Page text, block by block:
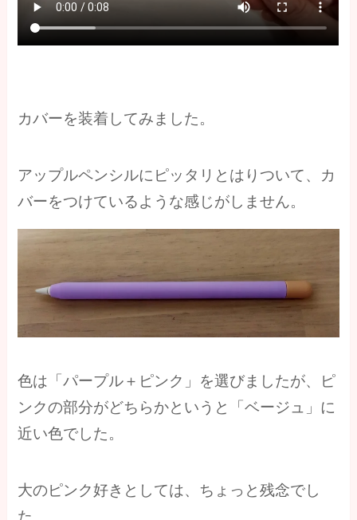
カバーを装着してみました。
アップルペンシルにピッタリとはりついて、カ
バーをつけているような感じがしません。
色は「パープル＋ピンク」を選びましたが、ピ
ンクの部分がどちらかというと「ベージュ」に
近い色でした。
大のピンク好きとしては、ちょっと残念でし
た。